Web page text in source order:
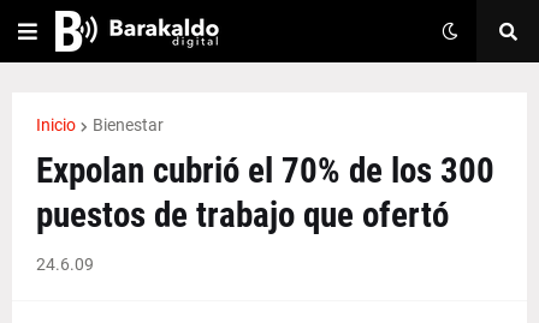
Inicio Bienestar
Expolan cubrió el 70% de los 300
puestos de trabajo que ofertó
24.6.09